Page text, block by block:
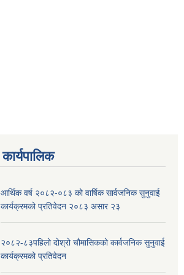
कार्यपालिक
आर्थिक वर्ष २०८२-०८३ को वार्षिक सार्वजनिक सुनुवाई
कार्यक्रमको प्रतिवेदन २०८३ असार २३
२०८२-८३पहिलो दोश्रो चौमासिकको कार्वजनिक सुनुवाई
कार्यक्रमको प्रतिवेदन